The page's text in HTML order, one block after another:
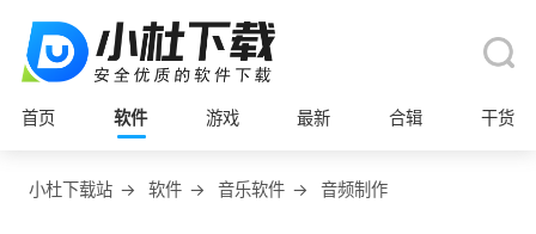
首页 软件 游戏 最新 合辑 干货
小杜下载站 → 软件 → 音乐软件 → 音频制作